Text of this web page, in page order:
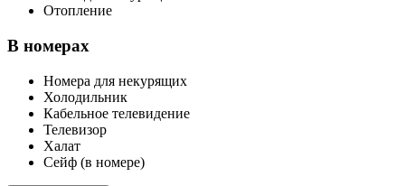
Отопление
В номерах
Номера для некурящих
Холодильник
Кабельное телевидение
Телевизор
Халат
Сейф (в номере)